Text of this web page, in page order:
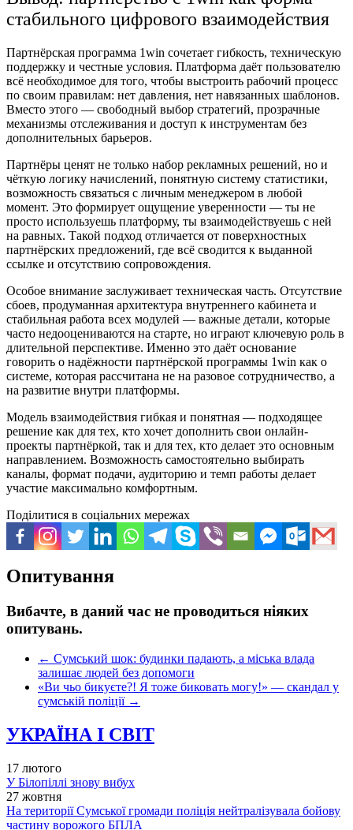
стабильного цифрового взаимодействия
Партнёрская программа 1win сочетает гибкость, техническую
поддержку и честные условия. Платформа даёт пользователю
всё необходимое для того, чтобы выстроить рабочий процесс
по своим правилам: нет давления, нет навязанных шаблонов.
Вместо этого — свободный выбор стратегий, прозрачные
механизмы отслеживания и доступ к инструментам без
дополнительных барьеров.
Партнёры ценят не только набор рекламных решений, но и
чёткую логику начислений, понятную систему статистики,
возможность связаться с личным менеджером в любой
момент. Это формирует ощущение уверенности — ты не
просто используешь платформу, ты взаимодействуешь с ней
на равных. Такой подход отличается от поверхностных
партнёрских предложений, где всё сводится к выданной
ссылке и отсутствию сопровождения.
Особое внимание заслуживает техническая часть. Отсутствие
сбоев, продуманная архитектура внутреннего кабинета и
стабильная работа всех модулей — важные детали, которые
часто недооцениваются на старте, но играют ключевую роль в
длительной перспективе. Именно это даёт основание
говорить о надёжности партнёрской программы 1win как о
системе, которая рассчитана не на разовое сотрудничество, а
на развитие внутри платформы.
Модель взаимодействия гибкая и понятная — подходящее
решение как для тех, кто хочет дополнить свои онлайн-
проекты партнёркой, так и для тех, кто делает это основным
направлением. Возможность самостоятельно выбирать
каналы, формат подачи, аудиторию и темп работы делает
участие максимально комфортным.
Поділитися в соціальних мережах
Опитування
Вибачте, в даний час не проводиться ніяких
опитувань.
← Сумський шок: будинки падають, а міська влада
залишає людей без допомоги
«Ви чьо бикуєте?! Я тоже биковать могу!» — скандал у
сумській поліції →
УКРАЇНА І СВІТ
17 лютого
У Білопіллі знову вибух
27 жовтня
На території Сумської громади поліція нейтралізувала бойову
частину ворожого БПЛА